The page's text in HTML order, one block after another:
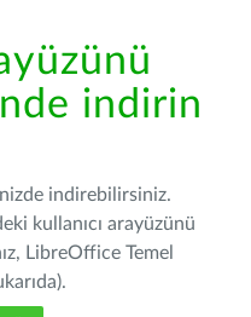
indirin
indirebilirsiniz.
kullanıcı arayüzünü
LibreOffice Temel